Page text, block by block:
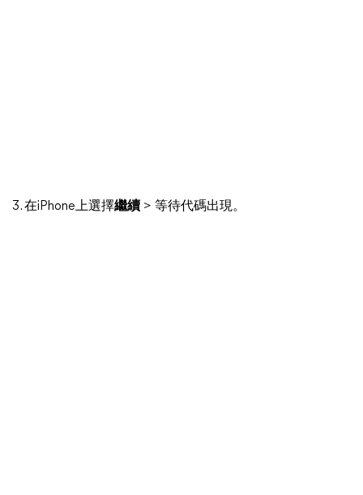
3. 在iPhone上選擇繼續 > 等待代碼出現。